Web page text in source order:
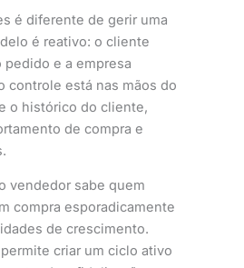
é diferente de gerir uma
é reativo: o cliente
e a empresa
controle está nas mãos do
o histórico do cliente,
de compra e
vendedor sabe quem
compra esporadicamente
de crescimento.
criar um ciclo ativo